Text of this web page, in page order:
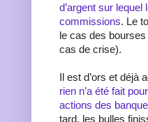
d’argent sur
commissions. Le
le cas des bourses
cas de crise).
Il est d’ors et
rien n’a été fait
actions des
tard, les bulles